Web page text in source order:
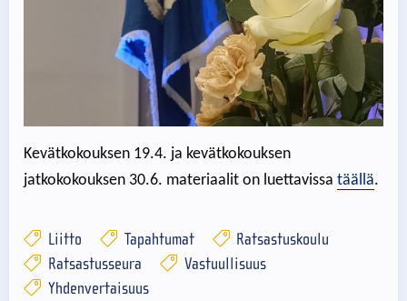
Kevätkokouksen 19.4. ja kevätkokouksen
jatkokokouksen 30.6. materiaalit on luettavissa täällä.
Liitto Tapahtumat
Ratsastuskoulu
Ratsastusseura
Vastuullisuus
Yhdenvertaisuus